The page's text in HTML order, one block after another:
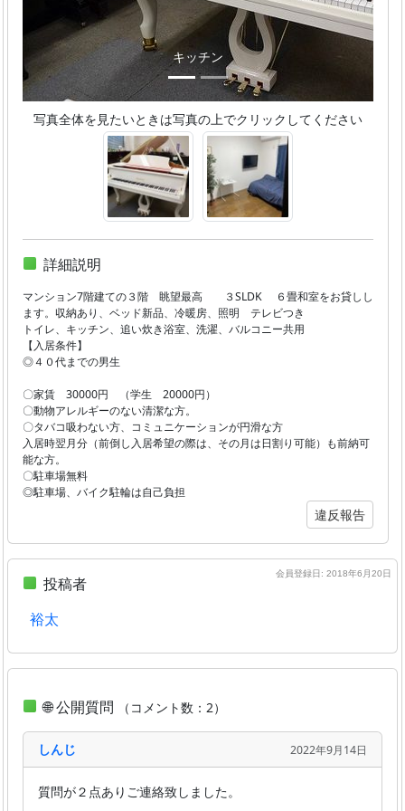
キッチン
写真全体を見たいときは写真の上でクリックしてください
詳細説明
マンション7階建ての３階 眺望最高 ３SLDK ６畳和室をお貸しし
ます。収納あり、ベッド新品、冷暖房、照明 テレビつき
トイレ、キッチン、追い炊き浴室、洗濯、バルコニー共用
【入居条件】
◎４０代までの男生
〇家賃 30000円 （学生 20000円）
〇動物アレルギーのない清潔な方。
〇タバコ吸わない方、コミュニケーションが円滑な方
入居時翌月分（前倒し入居希望の際は、その月は日割り可能）も前納可
能な方。
〇駐車場無料
◎駐車場、バイク駐輪は自己負担
違反報告
会員登録日: 2018年6月20日
投稿者
裕太
🌐 公開質問 （コメント数：2）
2022年9月14日
しんじ
質問が２点ありご連絡致しました。